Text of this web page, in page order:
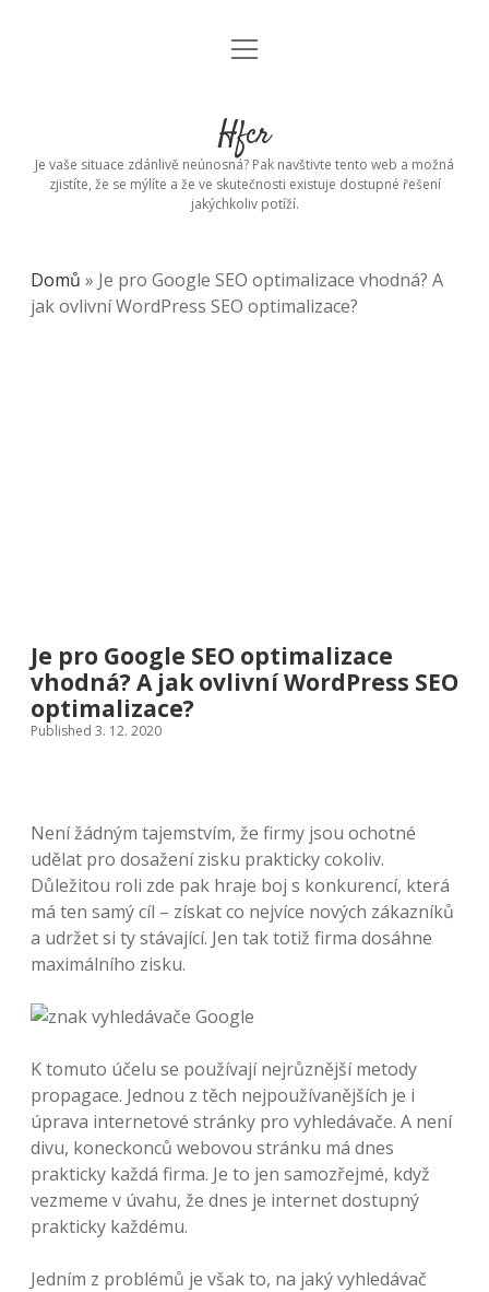
open
Hfcr
Je vaše situace zdánlivě neúnosná? Pak navštivte tento web a možná
zjistíte, že se mýlíte a že ve skutečnosti existuje dostupné řešení
jakýchkoliv potíží.
Domů » Je pro Google SEO optimalizace vhodná? A
jak ovlivní WordPress SEO optimalizace?
Je pro Google SEO optimalizace
vhodná? A jak ovlivní WordPress SEO
optimalizace?
Published 3. 12. 2020
Není žádným tajemstvím, že firmy jsou ochotné
udělat pro dosažení zisku prakticky cokoliv.
Důležitou roli zde pak hraje boj s konkurencí, která
má ten samý cíl – získat co nejvíce nových zákazníků
a udržet si ty stávající. Jen tak totiž firma dosáhne
maximálního zisku.
K tomuto účelu se používají nejrůznější metody
propagace. Jednou z těch nejpoužívanějších je i
úprava internetové stránky pro vyhledávače. A není
divu, koneckonců webovou stránku má dnes
prakticky každá firma. Je to jen samozřejmé, když
vezmeme v úvahu, že dnes je internet dostupný
prakticky každému.
Jedním z problémů je však to, na jaký vyhledávač